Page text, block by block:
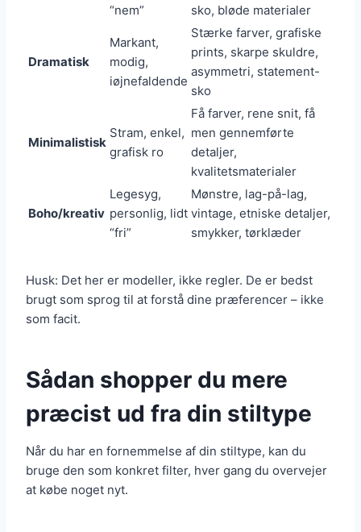
“nem”
sko, bløde materialer
Dramatisk
Markant,
modig,
iøjnefaldende
Stærke farver, grafiske
prints, skarpe skuldre,
asymmetri, statement-
sko
Minimalistisk
Stram, enkel,
grafisk ro
Få farver, rene snit, få
men gennemførte
detaljer,
kvalitetsmaterialer
Boho/kreativ
Legesyg,
personlig, lidt
“fri”
Mønstre, lag-på-lag,
vintage, etniske detaljer,
smykker, tørklæder
Husk: Det her er modeller, ikke regler. De er bedst
brugt som sprog til at forstå dine præferencer – ikke
som facit.
Sådan shopper du mere
præcist ud fra din stiltype
Når du har en fornemmelse af din stiltype, kan du
bruge den som konkret filter, hver gang du overvejer
at købe noget nyt.